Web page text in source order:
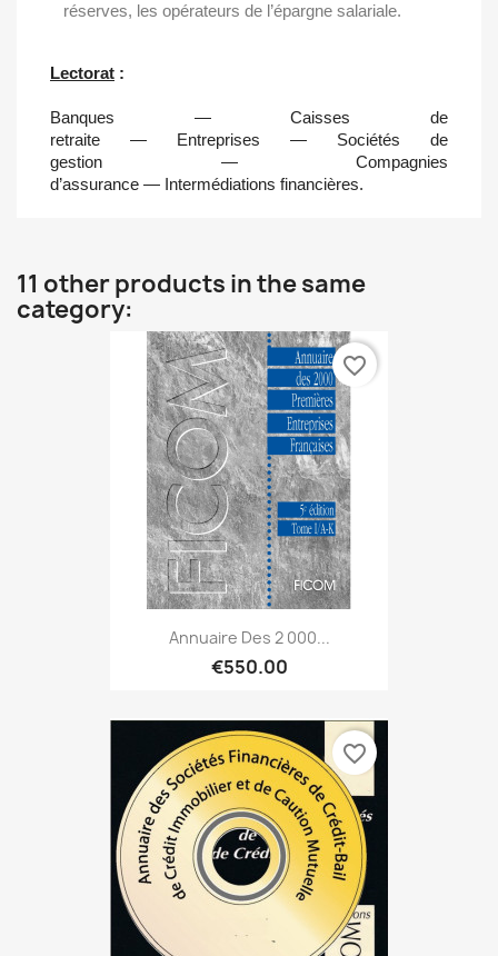
réserves, les opérateurs de l’épargne salariale.
Lectorat :
Banques — Caisses de
retraite — Entreprises — Sociétés de
gestion — Compagnies
d’assurance — Intermédiations financières.
11 other products in the same
category:
Annuaire Des 2 000...
€550.00
favorite_border
favorite_border